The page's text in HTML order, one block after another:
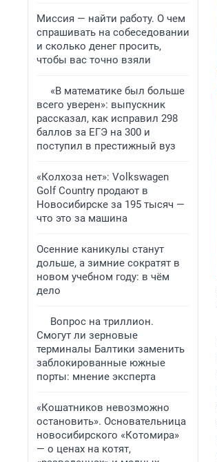
Миссия — найти работу. О чем
спрашивать на собеседовании
и сколько денег просить,
чтобы вас точно взяли
«В математике был больше
всего уверен»: выпускник
рассказал, как исправил 298
баллов за ЕГЭ на 300 и
поступил в престижный вуз
«Колхоза нет»: Volkswagen
Golf Сountry продают в
Новосибирске за 195 тысяч —
что это за машина
Осенние каникулы станут
дольше, а зимние сократят в
новом учебном году: в чём
дело
Вопрос на триллион.
Смогут ли зерновые
терминалы Балтики заменить
заблокированные южные
порты: мнение эксперта
«Кошатников невозможно
остановить». Основательница
новосибирского «Котомира»
— о ценах на котят,